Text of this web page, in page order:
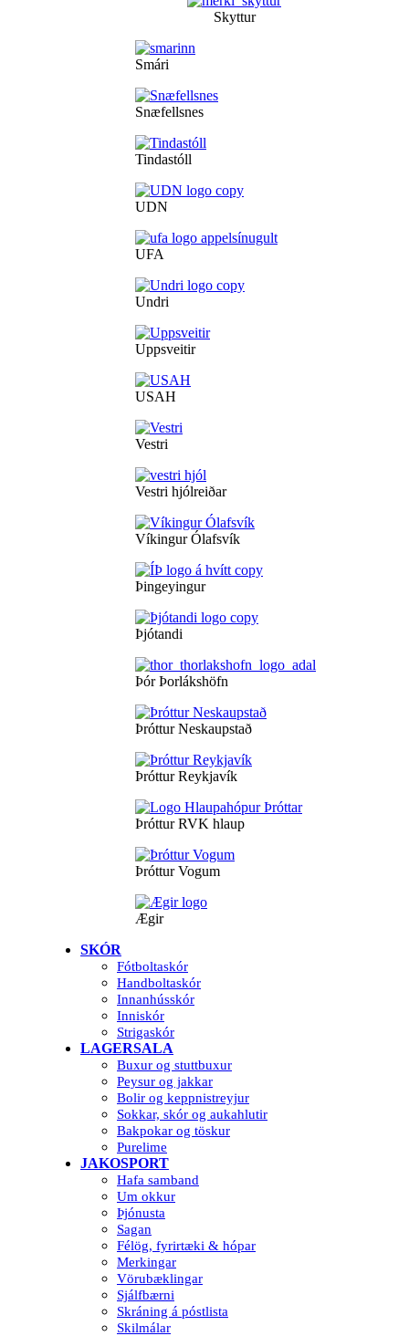
Skyttur
Smári
Snæfellsnes
Tindastóll
UDN
UFA
Undri
Uppsveitir
USAH
Vestri
Vestri hjólreiðar
Víkingur Ólafsvík
Þingeyingur
Þjótandi
Þór Þorlákshöfn
Þróttur Neskaupstað
Þróttur Reykjavík
Þróttur RVK hlaup
Þróttur Vogum
Ægir
SKÓR
Fótboltaskór
Handboltaskór
Innanhússkór
Inniskór
Strigaskór
LAGERSALA
Buxur og stuttbuxur
Peysur og jakkar
Bolir og keppnistreyjur
Sokkar, skór og aukahlutir
Bakpokar og töskur
Purelime
JAKOSPORT
Hafa samband
Um okkur
Þjónusta
Sagan
Félög, fyrirtæki & hópar
Merkingar
Vörubæklingar
Sjálfbærni
Skráning á póstlista
Skilmálar